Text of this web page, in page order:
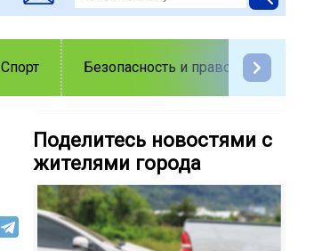
Спорт Безопасность и правопорядок
Поделитесь новостями с
жителями города